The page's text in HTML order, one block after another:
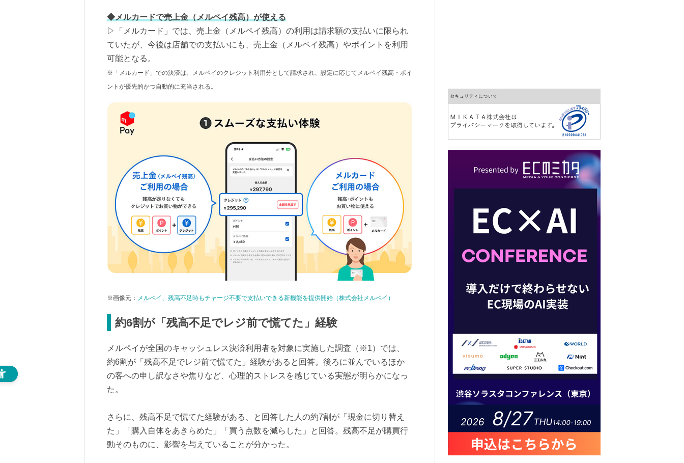
◆メルカードで売上金（メルペイ残高）が使える
▷「メルカード」では、売上金（メルペイ残高）の利用は請求額の支払いに限られ
ていたが、今後は店舗での支払いにも、売上金（メルペイ残高）やポイントを利用
可能となる。
※「メルカード」での決済は、メルペイのクレジット利用分として請求され、設定に応じてメルペイ残高・ポイ
ントが優先的かつ自動的に充当される。
※画像元： メルペイ、残高不足時もチャージ不要で支払いできる新機能を提供開始（株式会社メルペイ）
約6割が「残高不足でレジ前で慌てた」経験
メルペイが全国のキャッシュレス決済利用者を対象に実施した調査（※1）では、
約6割が「残高不足でレジ前で慌てた」経験があると回答。後ろに並んでいるほか
の客への申し訳なさや焦りなど、心理的ストレスを感じている実態が明らかになっ
た。
さらに、残高不足で慌てた経験がある、と回答した人の約7割が「現金に切り替え
た」「購入自体をあきらめた」「買う点数を減らした」と回答。残高不足が購買行
動そのものに、影響を与えていることが分かった。